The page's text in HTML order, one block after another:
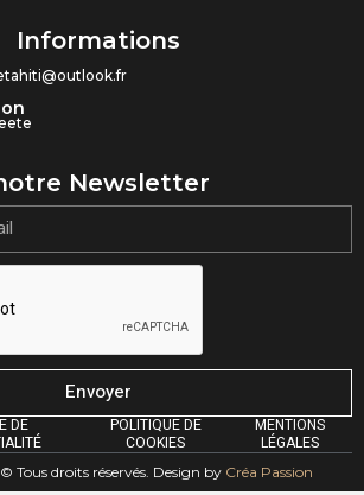
Informations
Newsletter
Envoyer
DE
POLITIQUE DE
COOKIES
MENTIONS
LÉGALES
Tous droits réservés. Design by Créa Passion